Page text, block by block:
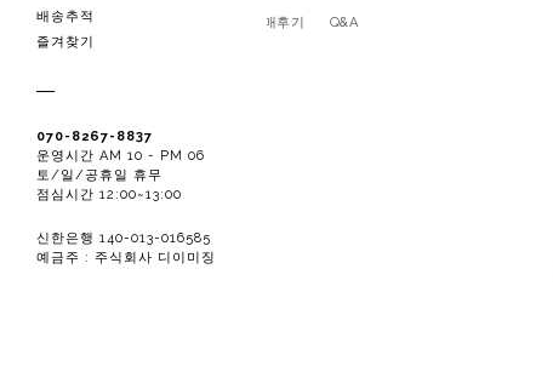
배송추적
즐겨찾기
070-8267-8837
운영시간 AM 10 - PM 06
토/일/공휴일 휴무
점심시간 12:00~13:00
신한은행 140-013-016585
예금주 : 주식회사 디이미징
관련상품 구매후기 Q&A